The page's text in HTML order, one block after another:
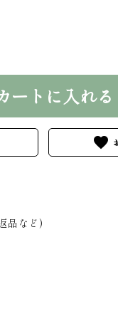
ートに入れる
favorite
品など)